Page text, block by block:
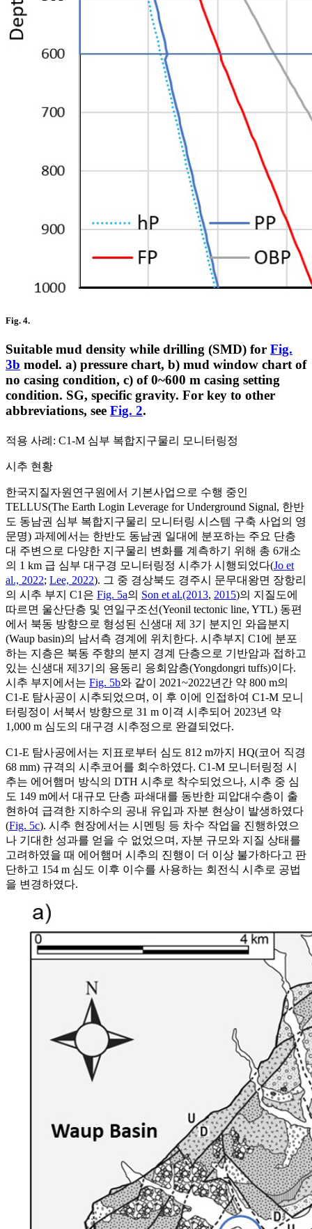
Fig. 4.
Suitable mud density while drilling (SMD) for Fig.
3b model. a) pressure chart, b) mud window chart of
no casing condition, c) of 0~600 m casing setting
condition. SG, specific gravity. For key to other
abbreviations, see Fig. 2.
적용 사례: C1-M 심부 복합지구물리 모니터링정
시추 현황
한국지질자원연구원에서 기본사업으로 수행 중인
TELLUS(The Earth Login Leverage for Underground Signal, 한반
도 동남권 심부 복합지구물리 모니터링 시스템 구축 사업의 영
문명) 과제에서는 한반도 동남권 일대에 분포하는 주요 단층
대 주변으로 다양한 지구물리 변화를 계측하기 위해 총 6개소
의 1 km 급 심부 대구경 모니터링정 시추가 시행되었다(Jo et
al., 2022; Lee, 2022). 그 중 경상북도 경주시 문무대왕면 장항리
의 시추 부지 C1은 Fig. 5a의 Son et al.(2013, 2015)의 지질도에
따르면 울산단층 및 연일구조선(Yeonil tectonic line, YTL) 동편
에서 북동 방향으로 형성된 신생대 제 3기 분지인 와읍분지
(Waup basin)의 남서측 경계에 위치한다. 시추부지 C1에 분포
하는 지층은 북동 주향의 분지 경계 단층으로 기반암과 접하고
있는 신생대 제3기의 용동리 응회암층(Yongdongri tuffs)이다.
시추 부지에서는 Fig. 5b와 같이 2021~2022년간 약 800 m의
C1-E 탐사공이 시추되었으며, 이 후 이에 인접하여 C1-M 모니
터링정이 서북서 방향으로 31 m 이격 시추되어 2023년 약
1,000 m 심도의 대구경 시추정으로 완결되었다.
C1-E 탐사공에서는 지표로부터 심도 812 m까지 HQ(코어 직경
68 mm) 규격의 시추코어를 회수하였다. C1-M 모니터링정 시
추는 에어햄머 방식의 DTH 시추로 착수되었으나, 시추 중 심
도 149 m에서 대규모 단층 파쇄대를 동반한 피압대수층이 출
현하여 급격한 지하수의 공내 유입과 자분 현상이 발생하였다
(Fig. 5c). 시추 현장에서는 시멘팅 등 차수 작업을 진행하였으
나 기대한 성과를 얻을 수 없었으며, 자분 규모와 지질 상태를
고려하였을 때 에어햄머 시추의 진행이 더 이상 불가하다고 판
단하고 154 m 심도 이후 이수를 사용하는 회전식 시추로 공법
을 변경하였다.